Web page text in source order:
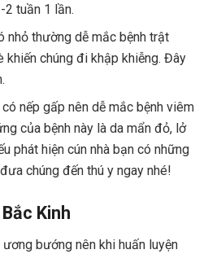
2 tuần 1 lần.
nhỏ thường dễ mắc bệnh trật
khiến chúng đi khập khiễng. Đây
nếp gấp nên dễ mắc bệnh viêm
của bệnh này là da mẩn đỏ, lở
phát hiện cún nhà bạn có những
chúng đến thú y ngay nhé!
Kinh
bướng nên khi huấn luyện